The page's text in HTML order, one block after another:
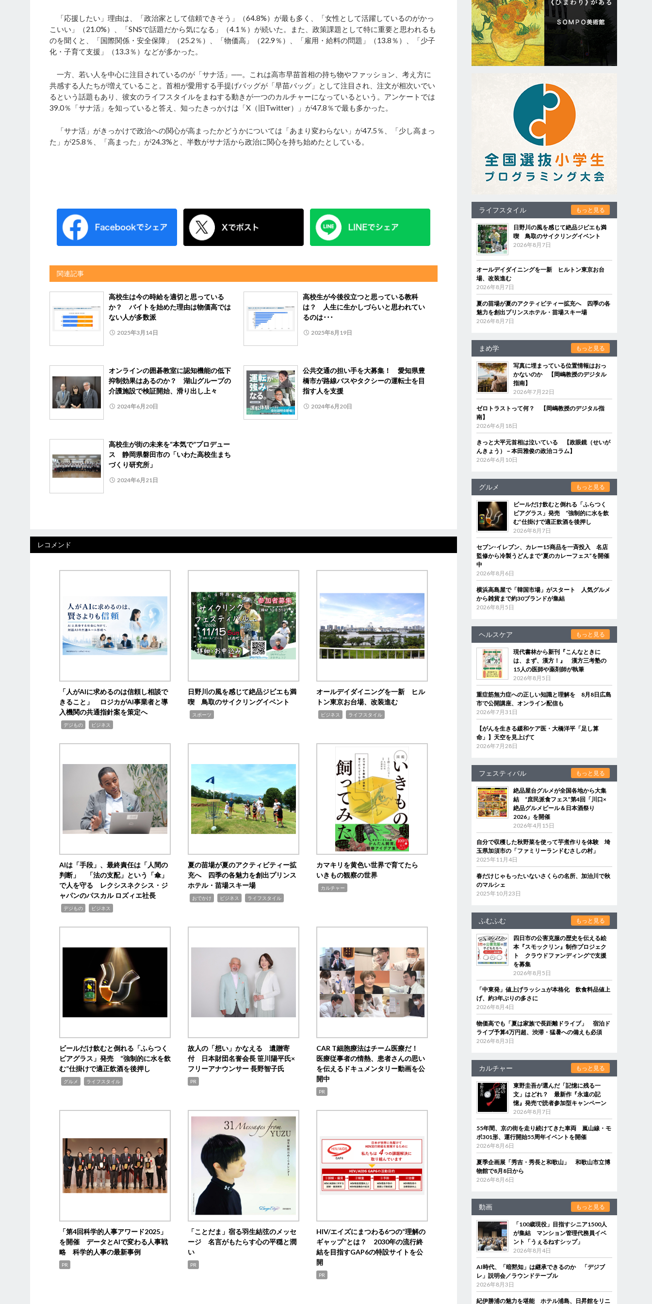
「応援したい」理由は、「政治家として信頼できそう」（64.8%）が最も多く、「女性として活躍しているのがかっ
こいい」（21.0%）、「SNSで話題だから気になる」（4.1％）が続いた。また、政策課題として特に重要と思われるも
のを聞くと、「国際関係・安全保障」（25.2％）、「物価高」（22.9％）、「雇用・給料の問題」（13.8％）、「少子
化・子育て支援」（13.3％）などが多かった。
一方、若い人を中心に注目されているのが「サナ活」──。これは高市早苗首相の持ち物やファッション、考え方に
共感する人たちが増えていること。首相が愛用する手提げバッグが「早苗バッグ」として注目され、注文が相次いでい
るという話題もあり、彼女のライフスタイルをまねする動きが一つのカルチャーになっているという。アンケートでは
39.0％「サナ活」を知っていると答え、知ったきっかけは「X（旧Twitter）」が47.8％で最も多かった。
「サナ活」がきっかけで政治への関心が高まったかどうかについては「あまり変わらない」が47.5％、「少し高まっ
た」が25.8％、「高まった」が24.3%と、半数がサナ活から政治に関心を持ち始めたとしている。
関連記事
高校生は今の時給を適切と思っている
か？ バイトを始めた理由は物価高では
ない人が多数派
2025年3月14日
高校生が今後役立つと思っている教科
は？ 人生に生かしづらいと思われてい
るのは･･･
2025年8月19日
オンラインの囲碁教室に認知機能の低下
抑制効果はあるのか？ 湖山グループの
介護施設で検証開始、滑り出し上々
2024年6月20日
公共交通の担い手を大募集！ 愛知県豊
橋市が路線バスやタクシーの運転士を目
指す人を支援
2024年6月20日
高校生が街の未来を“本気で”プロデュー
ス 静岡県磐田市の「いわた高校生まち
づくり研究所」
2024年6月21日
レコメンド
「人がAIに求めるのは信頼し相談で
きること」 ロジカがAI事業者と導
入機関の共通指針案を策定へ
デジもの ビジネス
日野川の風を感じて絶品ジビエも満
喫 鳥取のサイクリングイベント
スポーツ
オールデイダイニングを一新 ヒル
トン東京お台場、改装進む
ビジネス ライフスタイル
AIは「手段」、最終責任は「人間の
判断」 「法の支配」という「傘」
で人を守る レクシスネクシス・ジ
ャパンのパスカル ロズィエ社長
デジもの ビジネス
夏の苗場が夏のアクティビティー拡
充へ 四季の各魅力を創出プリンス
ホテル・苗場スキー場
おでかけ ビジネス ライフスタイル
カマキリを黄色い世界で育てたら
いきもの観察の世界
カルチャー
ビールだけ飲むと倒れる「ふらつく
ビアグラス」発売 “強制的に水を飲
む”仕掛けで適正飲酒を後押し
グルメ ライフスタイル
故人の「想い」かなえる 遺贈寄
付 日本財団名誉会長 笹川陽平氏×
フリーアナウンサー 長野智子氏
PR
CAR T細胞療法はチーム医療だ！
医療従事者の情熱、患者さんの思い
を伝えるドキュメンタリー動画を公
開中
PR
「第4回科学的人事アワード2025」
を開催 データとAIで変わる人事戦
略 科学的人事の最新事例
PR
「ことだま」宿る羽生結弦のメッセ
ージ 名言がもたらす心の平穏と潤
い
PR
HIV/エイズにまつわる6つの“理解の
ギャップ”とは？ 2030年の流行終
結を目指すGAP6の特設サイトを公
開
PR
ライフスタイル もっと見る
日野川の風を感じて絶品ジビエも満
喫 鳥取のサイクリングイベント
2026年8月7日
オールデイダイニングを一新 ヒルトン東京お台
場、改装進む
2026年8月7日
夏の苗場が夏のアクティビティー拡充へ 四季の各
魅力を創出プリンスホテル・苗場スキー場
2026年8月7日
まめ学 もっと見る
写真に埋まっている位置情報はおっ
かないのか 【岡嶋教授のデジタル
指南】
2026年7月22日
ゼロトラストって何？ 【岡嶋教授のデジタル指
南】
2026年6月18日
きっと大平元首相は泣いている 【政眼鏡（せいが
んきょう）－本田雅俊の政治コラム】
2026年6月10日
グルメ もっと見る
ビールだけ飲むと倒れる「ふらつく
ビアグラス」発売 “強制的に水を飲
む”仕掛けで適正飲酒を後押し
2026年8月7日
セブン‐イレブン、カレー15商品を一斉投入 名店
監修から冷製うどんまで“夏のカレーフェス”を開催
中
2026年8月6日
横浜高島屋で「韓国市場」がスタート 人気グルメ
から雑貨まで約30ブランドが集結
2026年8月5日
ヘルスケア もっと見る
現代書林から新刊『こんなときに
は、まず、漢方！』 漢方三考塾の
15人の医師や薬剤師が執筆
2026年8月5日
重症筋無力症への正しい知識と理解を 8月8日広島
市で公開講座、オンライン配信も
2026年7月31日
【がんを生きる緩和ケア医・大橋洋平「足し算
命」】天空を見上げて
2026年7月28日
フェスティバル もっと見る
絶品屋台グルメが全国各地から大集
結 “庶民派食フェス”第4回「川口×
絶品グルメビール＆日本酒祭り
2026」を開催
2026年4月15日
自分で収穫した秋野菜を使って芋煮作りを体験 埼
玉県加須市の「ファミリーランドむさしの村」
2025年11月4日
春だけじゃもったいないさくらの名所、加治川で秋
のマルシェ
2025年10月23日
ふむふむ もっと見る
四日市の公害克服の歴史を伝える絵
本『スモックリン』制作プロジェク
ト クラウドファンディングで支援
を募集
2026年8月5日
「中東発」値上げラッシュが本格化 飲食料品値上
げ、約3年ぶりの多さに
2026年8月4日
物価高でも「夏は家族で長距離ドライブ」 宿泊ド
ライブ予算4万円超、渋滞・猛暑への備えも必須
2026年8月3日
カルチャー もっと見る
東野圭吾が選んだ「記憶に残る一
文」はどれ？ 最新作『永遠の記
憶』発売で読者参加型キャンペーン
2026年8月7日
55年間、京の街を走り続けてきた車両 嵐山線・モ
ボ301形、運行開始55周年イベントを開催
2026年8月6日
夏季企画展「秀吉・秀長と和歌山」 和歌山市立博
物館で8月8日から
2026年8月6日
動画 もっと見る
「100歳現役」目指すシニア1500人
が集結 マンション管理代務員イベ
ント「うぇるねすシップ」
2026年8月4日
AI時代、「暗黙知」は継承できるのか 「デジブ
レ」説明会／ラウンドテーブル
2026年8月3日
紀伊勝浦の魅力を堪能 ホテル浦島、日昇館をリニ